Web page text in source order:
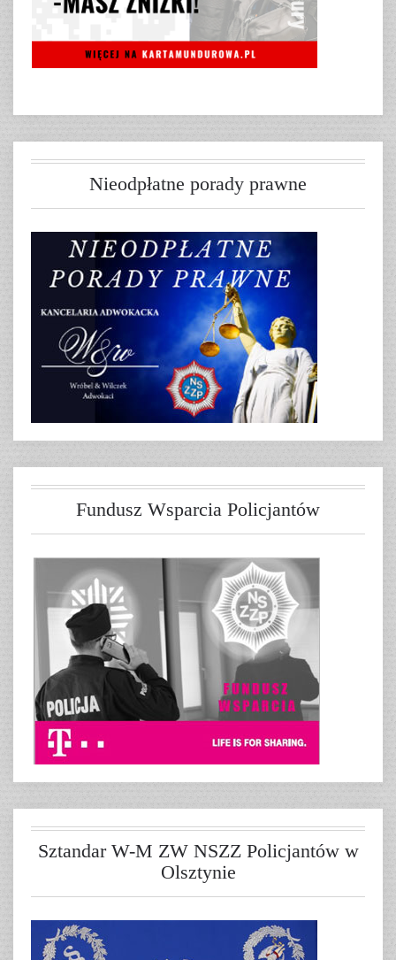
Nieodpłatne porady prawne
Fundusz Wsparcia Policjantów
Sztandar W-M ZW NSZZ Policjantów w
Olsztynie